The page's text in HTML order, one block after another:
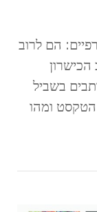
הם לרוב
הכישרון
בשביל
ומהו